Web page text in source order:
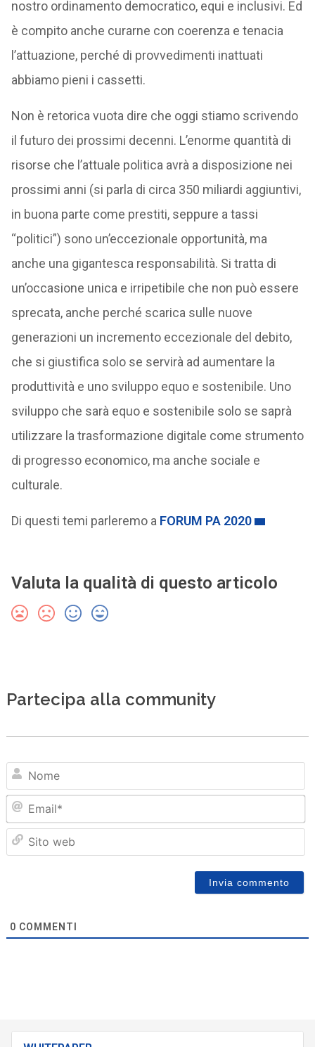
nostro ordinamento democratico, equi e inclusivi. Ed
è compito anche curarne con coerenza e tenacia
l’attuazione, perché di provvedimenti inattuati
abbiamo pieni i cassetti.
Non è retorica vuota dire che oggi stiamo scrivendo
il futuro dei prossimi decenni. L’enorme quantità di
risorse che l’attuale politica avrà a disposizione nei
prossimi anni (si parla di circa 350 miliardi aggiuntivi,
in buona parte come prestiti, seppure a tassi
“politici”) sono un’eccezionale opportunità, ma
anche una gigantesca responsabilità. Si tratta di
un’occasione unica e irripetibile che non può essere
sprecata, anche perché scarica sulle nuove
generazioni un incremento eccezionale del debito,
che si giustifica solo se servirà ad aumentare la
produttività e uno sviluppo equo e sostenibile. Uno
sviluppo che sarà equo e sostenibile solo se saprà
utilizzare la trasformazione digitale come strumento
di progresso economico, ma anche sociale e
culturale.
Di questi temi parleremo a FORUM PA 2020
Valuta la qualità di questo articolo
Partecipa alla community
0 COMMENTI